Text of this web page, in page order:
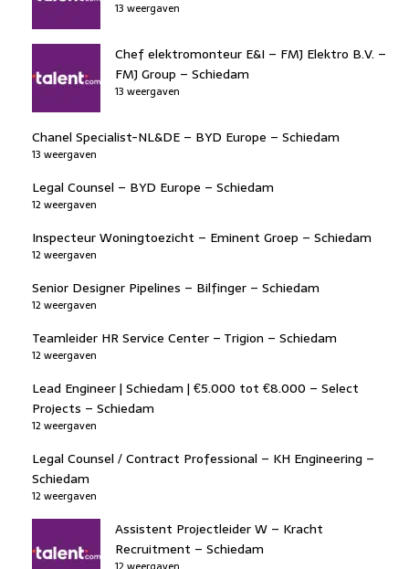
13 weergaven
Chef elektromonteur E&I – FMJ Elektro B.V. –
FMJ Group – Schiedam
13 weergaven
Chanel Specialist-NL&DE – BYD Europe – Schiedam
13 weergaven
Legal Counsel – BYD Europe – Schiedam
12 weergaven
Inspecteur Woningtoezicht – Eminent Groep – Schiedam
12 weergaven
Senior Designer Pipelines – Bilfinger – Schiedam
12 weergaven
Teamleider HR Service Center – Trigion – Schiedam
12 weergaven
Lead Engineer | Schiedam | €5.000 tot €8.000 – Select
Projects – Schiedam
12 weergaven
Legal Counsel / Contract Professional – KH Engineering –
Schiedam
12 weergaven
Assistent Projectleider W – Kracht
Recruitment – Schiedam